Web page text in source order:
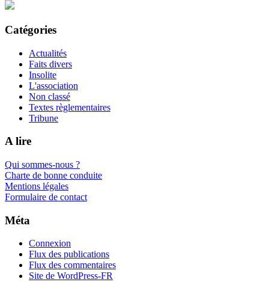
Catégories
Actualités
Faits divers
Insolite
L'association
Non classé
Textes règlementaires
Tribune
A lire
Qui sommes-nous ?
Charte de bonne conduite
Mentions légales
Formulaire de contact
Méta
Connexion
Flux des publications
Flux des commentaires
Site de WordPress-FR